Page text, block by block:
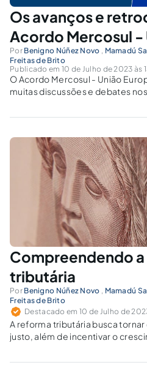
Os avanços e
Acordo Mercosul -
Por Benigno Núñez Novo , Mamadú
Freitas de Brito
Publicado em 10 de Julho de 2023 às
O Acordo Mercosul - União
muitas discussões e debates
países membros do Mercosul e
Compreendendo
tributária
Por Benigno Núñez Novo , Mamadú
Freitas de Brito
Destacado em 10 de Julho de
A reforma tributária busca tornar
justo, além de incentivar o